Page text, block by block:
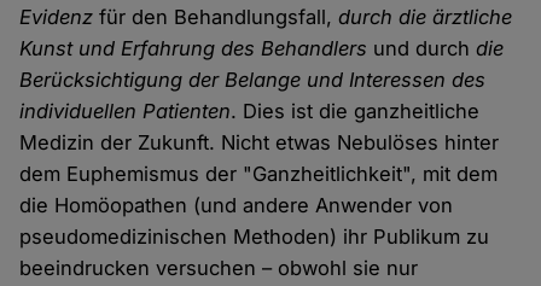
Evidenz für den Behandlungsfall,durch die ärztliche
Kunst und Erfahrung des Behandlers und durchdie
Berücksichtigung der Belange und Interessen des
individuellen Patienten. Dies ist die ganzheitliche
Medizin der Zukunft. Nicht etwas Nebulöses hinter
dem Euphemismus der "Ganzheitlichkeit", mit dem
die Homöopathen (und andere Anwender von
pseudomedizinischen Methoden) ihr Publikum zu
beeindrucken versuchen – obwohl sie nur